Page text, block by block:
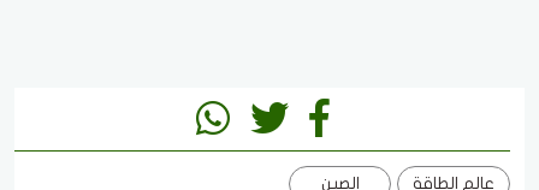
عالم الطاقة الصين